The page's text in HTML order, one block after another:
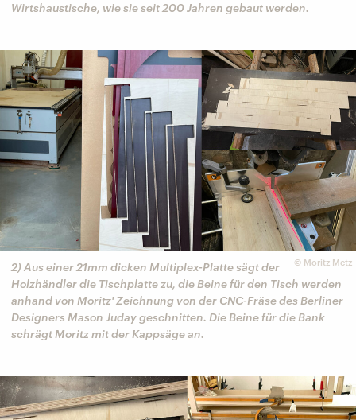
Wirtshaustische, wie sie seit 200 Jahren gebaut werden.
© Moritz Metz
2) Aus einer 21mm dicken Multiplex-Platte sägt der
Holzhändler die Tischplatte zu, die Beine für den Tisch werden
anhand von Moritz' Zeichnung von der CNC-Fräse des Berliner
Designers Mason Juday geschnitten. Die Beine für die Bank
schrägt Moritz mit der Kappsäge an.